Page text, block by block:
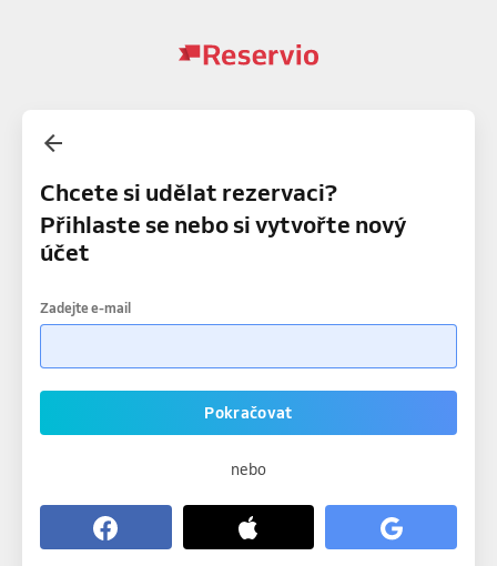
Chcete si udělat rezervaci?
Přihlaste se nebo si vytvořte nový
účet
Zadejte e-mail
Pokračovat
nebo